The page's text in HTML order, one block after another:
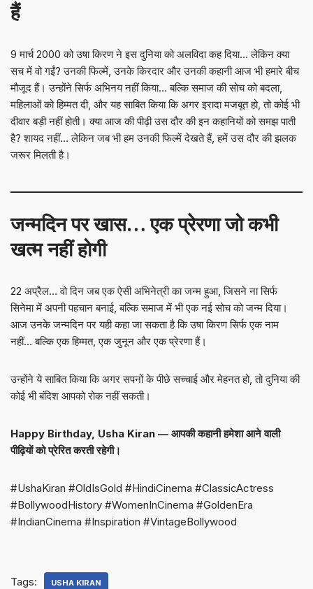
हैं
9 मार्च 2000 को उषा किरण ने इस दुनिया को अलविदा कह दिया… लेकिन क्या
सच में वो गईं? उनकी फिल्में, उनके किरदार और उनकी कहानी आज भी हमारे बीच
मौजूद हैं। उन्होंने सिर्फ अभिनय नहीं किया… बल्कि समाज की सोच को बदला,
महिलाओं को हिम्मत दी, और यह साबित किया कि अगर इरादा मजबूत हो, तो कोई भी
दीवार बड़ी नहीं होती। क्या आज की पीढ़ी उस दौर की इन कहानियों को समझ पाती
है? शायद नहीं… लेकिन जब भी हम उनकी फिल्में देखते हैं, हमें उस दौर की झलक
जरूर मिलती है।
जन्मदिन पर खास… एक प्रेरणा जो कभी
खत्म नहीं होगी
22 अप्रैल… वो दिन जब एक ऐसी अभिनेत्री का जन्म हुआ, जिसने ना सिर्फ
सिनेमा में अपनी पहचान बनाई, बल्कि समाज में भी एक नई सोच को जन्म दिया।
आज उनके जन्मदिन पर यही कहा जा सकता है कि उषा किरण सिर्फ एक नाम
नहीं… बल्कि एक हिम्मत, एक जुनून और एक प्रेरणा हैं।
उन्होंने ये साबित किया कि अगर सपनों के पीछे सच्चाई और मेहनत हो, तो दुनिया की
कोई भी बंदिश आपको रोक नहीं सकती।
Happy Birthday, Usha Kiran — आपकी कहानी हमेशा आने वाली
पीढ़ियों को प्रेरित करती रहेगी।
#UshaKiran #OldIsGold #HindiCinema #ClassicActress
#BollywoodHistory #WomenInCinema #GoldenEra
#IndianCinema #Inspiration #VintageBollywood
Tags: USHA KIRAN